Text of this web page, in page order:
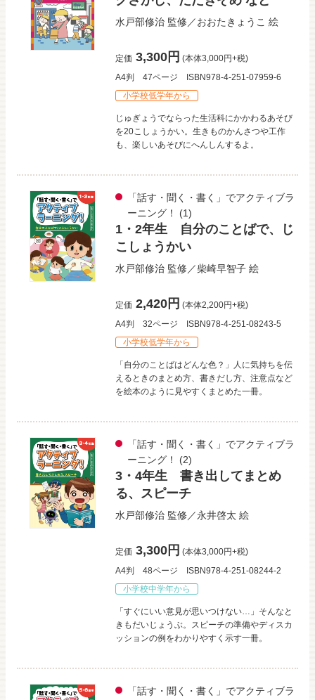
水戸部修治 監修／おおたきょうこ 絵
定価 3,300円 (本体3,000円+税)
A4判
47ページ
ISBN978-4-251-07959-6
小学校低学年から
じゅぎょうでならった生活科にかかわるあそび
を20こしょうかい。生きものかんさつや工作
も、楽しいあそびにへんしんするよ。
「話す・聞く・書く」でアクティブラ
ーニング！
(1)
1・2年生 自分のことばで、じ
こしょうかい
水戸部修治 監修／柴崎早智子 絵
定価 2,420円 (本体2,200円+税)
A4判
32ページ
ISBN978-4-251-08243-5
小学校低学年から
「自分のことばはどんな色？」人に気持ちを伝
えるときのまとめ方、書きだし方、注意点など
を絵本のように見やすくまとめた一冊。
「話す・聞く・書く」でアクティブラ
ーニング！
(2)
3・4年生 書き出してまとめ
る、スピーチ
水戸部修治 監修／永井啓太 絵
定価 3,300円 (本体3,000円+税)
A4判
48ページ
ISBN978-4-251-08244-2
小学校中学年から
「すぐにいい意見が思いつけない…」そんなと
きもだいじょうぶ。スピーチの準備やディスカ
ッションの例をわかりやすく示す一冊。
「話す・聞く・書く」でアクティブラ